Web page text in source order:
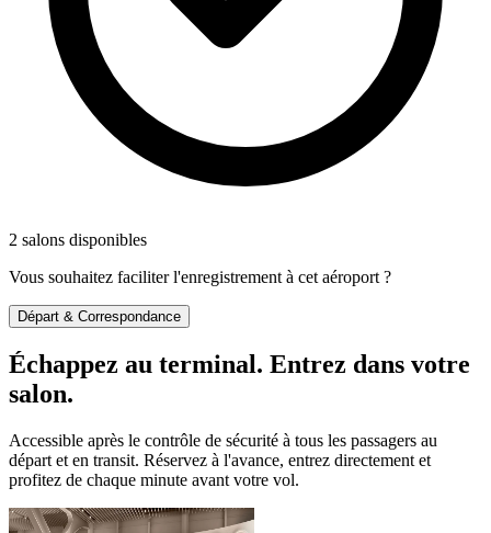
2 salons disponibles
Vous souhaitez faciliter l'enregistrement à cet aéroport ?
Départ & Correspondance
Échappez au terminal. Entrez dans votre
salon.
Accessible après le contrôle de sécurité à tous les passagers au
départ et en transit. Réservez à l'avance, entrez directement et
profitez de chaque minute avant votre vol.